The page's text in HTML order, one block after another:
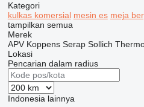
Kategori
kulkas komersial mesin es meja
tampilkan semua
Merek
APV Koppens Serap Sollich
Lokasi
Pencarian dalam radius
Indonesia lainnya